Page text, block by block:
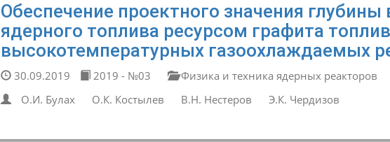
Обеспечение проектного значения глубины
ядерного топлива ресурсом графита
высокотемпературных газоохлаждаемых
30.09.2019 2019 - №03
Физика и техника ядерных реакторов
О.И. Булах
О.К. Костылев В.Н. Нестеров Э.К. Чердизов